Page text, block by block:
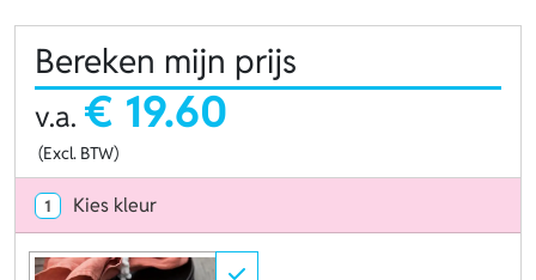
Bereken mijn prijs
v.a. € 19.60
(Excl. BTW)
1 Kies kleur